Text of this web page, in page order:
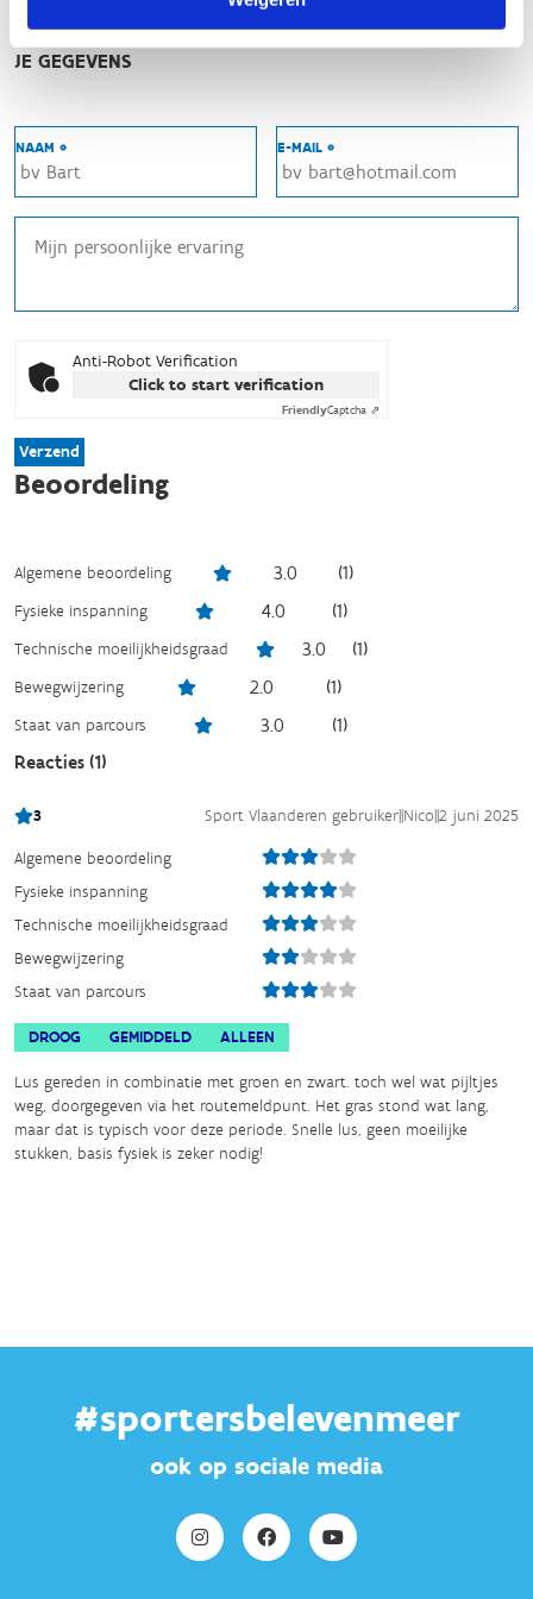
In groep
JE GEGEVENS
NAAM * E-MAIL *
Anti-Robot Verification
Click to start verification
FriendlyCaptcha ⇗
Verzend
Beoordeling
Algemene beoordeling 3.0 (1)
Fysieke inspanning 4.0 (1)
Technische moeilijkheidsgraad 3.0 (1)
Bewegwijzering 2.0 (1)
Staat van parcours 3.0 (1)
Reacties (1)
3 Sport Vlaanderen gebruiker||Nico||2 juni 2025
Algemene beoordeling
Fysieke inspanning
Technische moeilijkheidsgraad
Bewegwijzering
Staat van parcours
DROOG GEMIDDELD ALLEEN
Lus gereden in combinatie met groen en zwart. toch wel wat pijltjes
weg, doorgegeven via het routemeldpunt. Het gras stond wat lang,
maar dat is typisch voor deze periode. Snelle lus, geen moeilijke
stukken, basis fysiek is zeker nodig!
#sportersbelevenmeer
ook op sociale media